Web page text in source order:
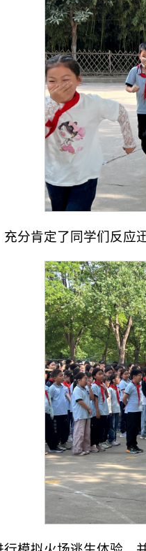
分肯定了同学们反应